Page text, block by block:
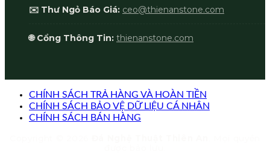
✉️ Thư Ngỏ Báo Giá: ceo@thienanstone.com
🌐 Cổng Thông Tin: thienanstone.com
CHÍNH SÁCH TRẢ HÀNG VÀ HOÀN TIỀN
CHÍNH SÁCH BẢO VỆ DỮ LIỆU CÁ NHÂN
CHÍNH SÁCH BÁN HÀNG